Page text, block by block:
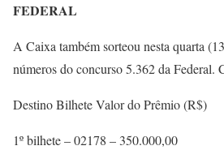
FEDERAL
A Caixa também sorteou nesta quarta
números do concurso 5.362 da Federal.
Destino Bilhete Valor do Prêmio (R$)
1º bilhete – 02178 – 350.000,00